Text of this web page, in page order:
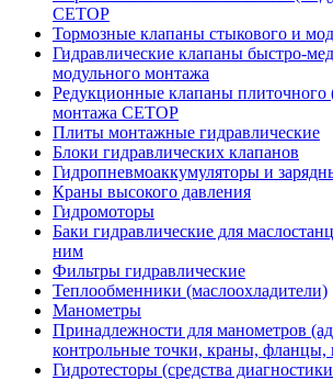
CETOP
Тормозные клапаны стыкового и
Гидравлические клапаны быстро-
модульного монтажа
Редукционные клапаны плиточного
монтажа CETOP
Плиты монтажные гидравлические
Блоки гидравлических клапанов
Гидропневмоаккумуляторы и
Краны высокого давления
Гидромоторы
Баки гидравлические для
ним
Фильтры гидравлические
Теплообменники (маслоохладители)
Манометры
Принадлежности для манометров
контрольные точки, краны, фланцы,
Гидротесторы (средства